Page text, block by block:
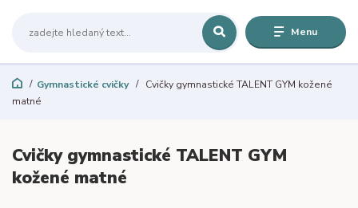
Menu
Gymnastické cvičky
Cvičky gymnastické TALENT GYM kožené
matné
Cvičky gymnastické TALENT GYM
kožené matné